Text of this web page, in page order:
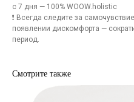
с 7 дня — 100% WOOW.holistic
❗ Всегда следите за
появлении дискомфорта —
период.
Смотрите также